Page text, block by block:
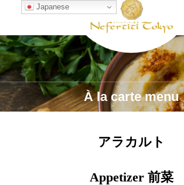
À la carte menu
アラカルト
Appetizer 前菜
Japanese